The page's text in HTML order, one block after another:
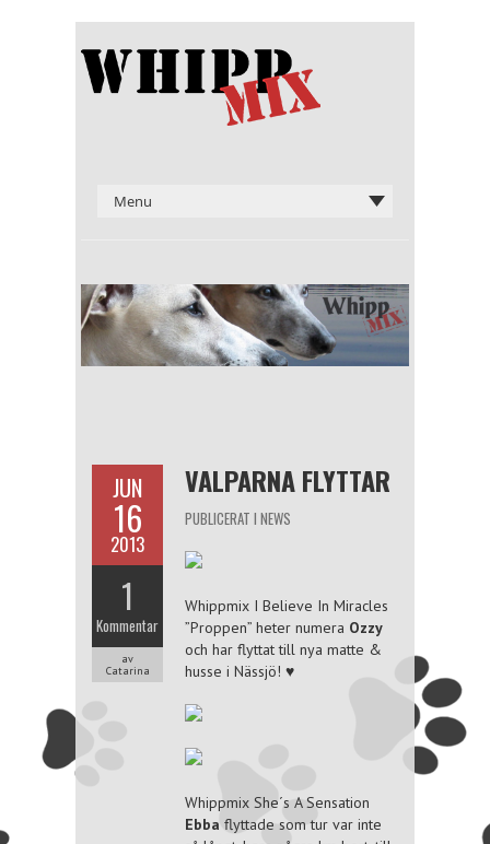
JUN
16
2013
1
Kommentar
av
Catarina
VALPARNA FLYTTAR
PUBLICERAT I NEWS
Whippmix I Believe In Miracles
”Proppen” heter numera Ozzy
och har flyttat till nya matte &
husse i Nässjö! ♥
Whippmix She´s A Sensation
Ebba flyttade som tur var inte